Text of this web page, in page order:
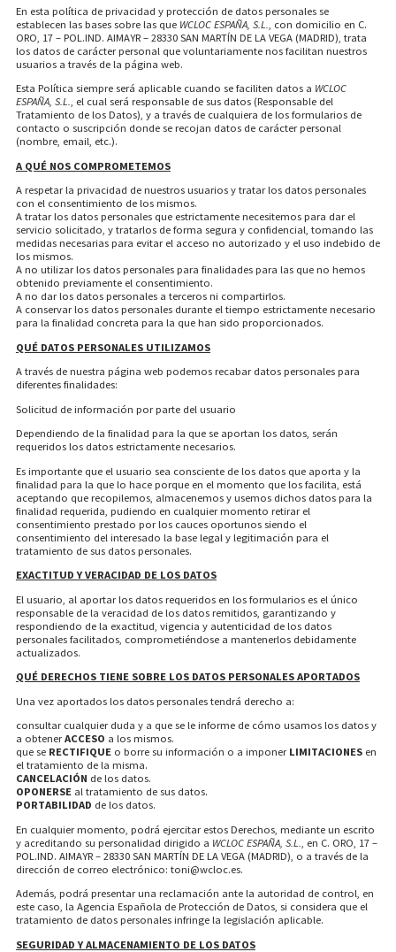
En esta política de privacidad y protección de datos personales se
establecen las bases sobre las que WCLOC ESPAÑA, S.L.
, con domicilio en C.
ORO, 17 – POL.IND. AIMAYR – 28330 SAN MARTÍN DE LA VEGA (MADRID), trata
los datos de carácter personal que voluntariamente nos facilitan nuestros
usuarios a través de la página web.
Esta Política siempre será aplicable cuando se faciliten datos a WCLOC
ESPAÑA, S.L., el cual será responsable de sus datos (Responsable del
Tratamiento de los Datos), y a través de cualquiera de los formularios de
contacto o suscripción donde se recojan datos de carácter personal
(nombre, email, etc.).
A QUÉ NOS COMPROMETEMOS
A respetar la privacidad de nuestros usuarios y tratar los datos personales
con el consentimiento de los mismos.
A tratar los datos personales que estrictamente necesitemos para dar el
servicio solicitado, y tratarlos de forma segura y confidencial, tomando las
medidas necesarias para evitar el acceso no autorizado y el uso indebido de
los mismos.
A no utilizar los datos personales para finalidades para las que no hemos
obtenido previamente el consentimiento.
A no dar los datos personales a terceros ni compartirlos.
A conservar los datos personales durante el tiempo estrictamente necesario
para la finalidad concreta para la que han sido proporcionados.
QUÉ DATOS PERSONALES UTILIZAMOS
A través de nuestra página web podemos recabar datos personales para
diferentes finalidades:
Solicitud de información por parte del usuario
Dependiendo de la finalidad para la que se aportan los datos, serán
requeridos los datos estrictamente necesarios.
Es importante que el usuario sea consciente de los datos que aporta y la
finalidad para la que lo hace porque en el momento que los facilita, está
aceptando que recopilemos, almacenemos y usemos dichos datos para la
finalidad requerida, pudiendo en cualquier momento retirar el
consentimiento prestado por los cauces oportunos siendo el
consentimiento del interesado la base legal y legitimación para el
tratamiento de sus datos personales.
EXACTITUD Y VERACIDAD DE LOS DATOS
El usuario, al aportar los datos requeridos en los formularios es el único
responsable de la veracidad de los datos remitidos, garantizando y
respondiendo de la exactitud, vigencia y autenticidad de los datos
personales facilitados, comprometiéndose a mantenerlos debidamente
actualizados.
QUÉ DERECHOS TIENE SOBRE LOS DATOS PERSONALES APORTADOS
Una vez aportados los datos personales tendrá derecho a:
consultar cualquier duda y a que se le informe de cómo usamos los datos y
a obtenerACCESO a los mismos.
que se RECTIFIQUEo borre su información o a imponer LIMITACIONES en
el tratamiento de la misma.
CANCELACIÓN de los datos.
OPONERSEal tratamiento de sus datos.
PORTABILIDAD de los datos.
En cualquier momento, podrá ejercitar estos Derechos, mediante un escrito
y acreditando su personalidad dirigido a WCLOC ESPAÑA, S.L.
, en C. ORO, 17 –
POL.IND. AIMAYR – 28330 SAN MARTÍN DE LA VEGA (MADRID), o a través de la
dirección de correo electrónico: toni@wcloc.es.
Además, podrá presentar una reclamación ante la autoridad de control, en
este caso, la Agencia Española de Protección de Datos, si considera que el
tratamiento de datos personales infringe la legislación aplicable.
SEGURIDAD Y ALMACENAMIENTO DE LOS DATOS